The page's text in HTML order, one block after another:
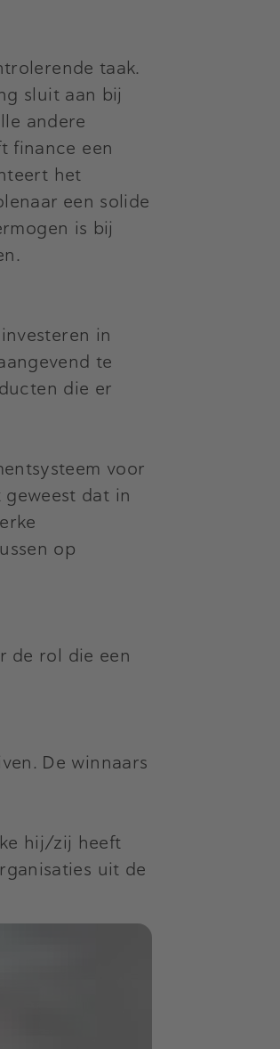
taak.
sluit aan bij
andere
finance een
het
een solide
is bij
in
te
die er
voor
dat in
op
de rol die een
De winnaars
hij/zij heeft
uit de